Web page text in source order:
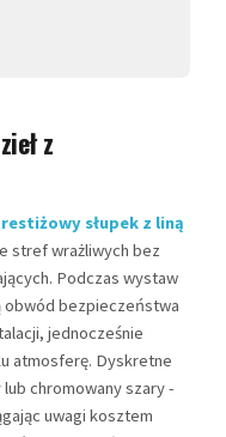
z
słupek z liną
stref wrażliwych bez
Podczas wystaw
obwód bezpieczeństwa
jednocześnie
atmosferę. Dyskretne
chromowany szary -
uwagi kosztem